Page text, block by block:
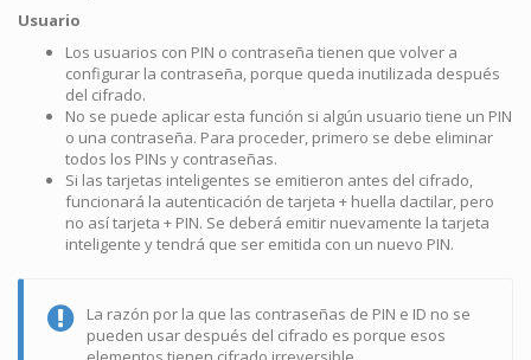
Usuario
Los usuarios con PIN o contraseña tienen que volver a
configurar la contraseña, porque queda inutilizada después
del cifrado.
No se puede aplicar esta función si algún usuario tiene un PIN
o una contraseña. Para proceder, primero se debe eliminar
todos los PINs y contraseñas.
Si las tarjetas inteligentes se emitieron antes del cifrado,
funcionará la autenticación de tarjeta + huella dactilar, pero
no así tarjeta + PIN. Se deberá emitir nuevamente la tarjeta
inteligente y tendrá que ser emitida con un nuevo PIN.
La razón por la que las contraseñas de PIN e ID no se
pueden usar después del cifrado es porque esos